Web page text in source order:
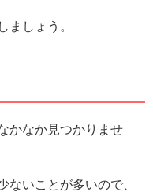
ましょう。
かなか見つかりませ
ないことが多いので、